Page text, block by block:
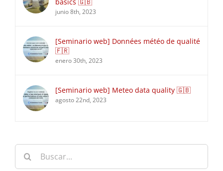
junio 8th, 2023
[Seminario web] Données météo de qualité
🇫🇷
enero 30th, 2023
[Seminario web] Meteo data quality 🇬🇧
agosto 22nd, 2023
Buscar: